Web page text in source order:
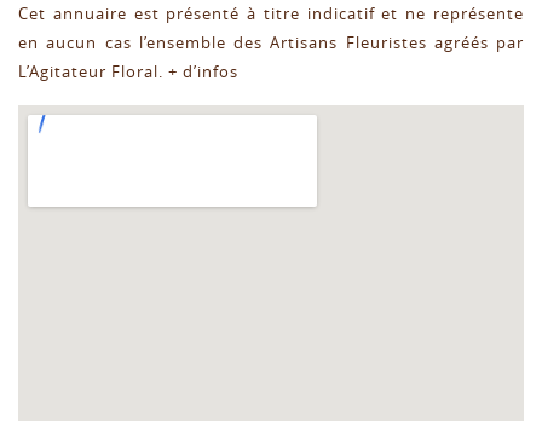
Cet annuaire est présenté à titre indicatif et ne représente
en aucun cas l’ensemble des Artisans Fleuristes agréés par
L’Agitateur Floral. + d’infos